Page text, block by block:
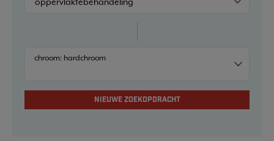
chroom: hardchroom
NIEUWE ZOEKOPDRACHT